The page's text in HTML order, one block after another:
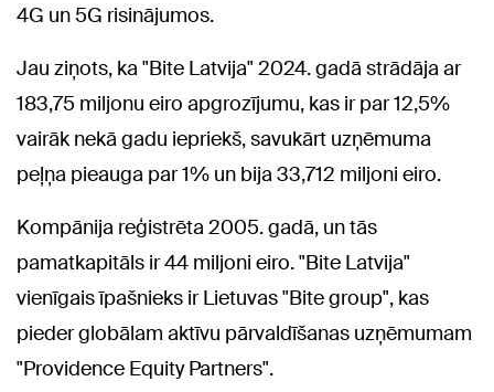
4G un 5G risinājumos.
Jau ziņots, ka "Bite Latvija" 2024. gadā strādāja ar
183,75 miljonu eiro apgrozījumu, kas ir par 12,5%
vairāk nekā gadu iepriekš, savukārt uzņēmuma
peļņa pieauga par 1% un bija 33,712 miljoni eiro.
Kompānija reģistrēta 2005. gadā, un tās
pamatkapitāls ir 44 miljoni eiro. "Bite Latvija"
vienīgais īpašnieks ir Lietuvas "Bite group", kas
pieder globālam aktīvu pārvaldīšanas uzņēmumam
"Providence Equity Partners".